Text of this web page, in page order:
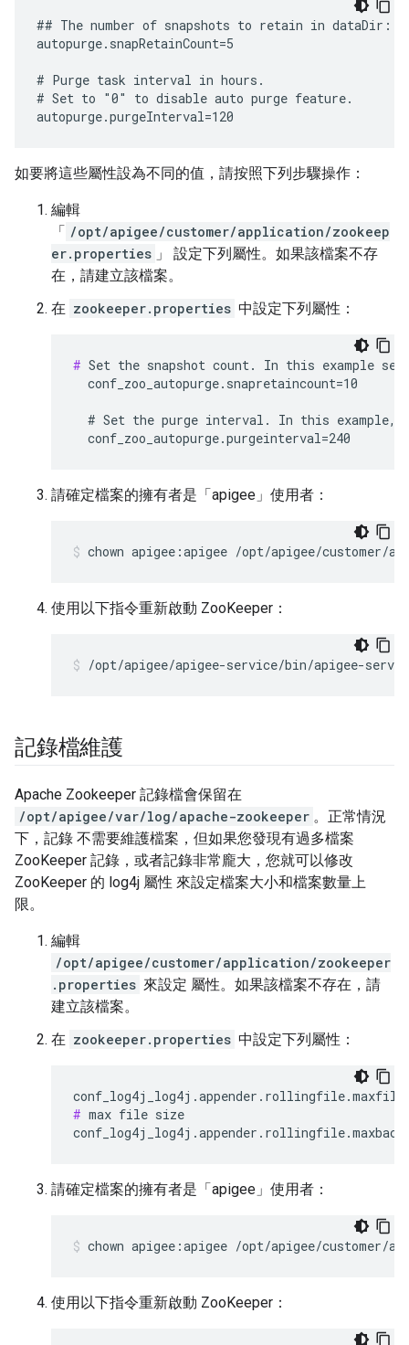
## The number of snapshots to retain in dataDir:
autopurge.snapRetainCount=5
# Purge task interval in hours.
# Set to "0" to disable auto purge feature.
autopurge.purgeInterval=120
如要將這些屬性設為不同的值，請按照下列步驟操作：
編輯
「 /opt/apigee/customer/application/zookeep
er.properties 」 設定下列屬性。如果該檔案不存
在，請建立該檔案。
在 zookeeper.properties 中設定下列屬性：
# Set the snapshot count. In this example
  conf_zoo_autopurge.snapretaincount=10
# Set the purge interval. In this example,
  conf_zoo_autopurge.purgeinterval=240
請確定檔案的擁有者是「apigee」使用者：
chown apigee:apigee /opt/apigee/customer/
使用以下指令重新啟動 ZooKeeper：
/opt/apigee/apigee-service/bin/apigee-
記錄檔維護
Apache Zookeeper 記錄檔會保留在
/opt/apigee/var/log/apache-zookeeper 。正常情況
下，記錄 不需要維護檔案，但如果您發現有過多檔案
ZooKeeper 記錄，或者記錄非常龐大，您就可以修改
ZooKeeper 的 log4j 屬性 來設定檔案大小和檔案數量上
限。
編輯
/opt/apigee/customer/application/zookeeper
.properties 來設定 屬性。如果該檔案不存在，請
建立該檔案。
在 zookeeper.properties 中設定下列屬性：
# max file size
請確定檔案的擁有者是「apigee」使用者：
chown apigee:apigee /opt/apigee/customer/
使用以下指令重新啟動 ZooKeeper：